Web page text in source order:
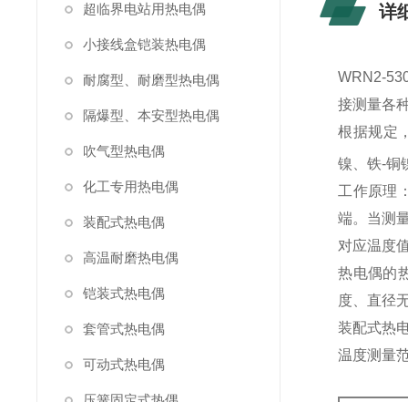
超临界电站用热电偶
小接线盒铠装热电偶
耐腐型、耐磨型热电偶
隔爆型、本安型热电偶
吹气型热电偶
化工专用热电偶
装配式热电偶
高温耐磨热电偶
铠装式热电偶
套管式热电偶
可动式热电偶
详
WRN2-
接测量各
根据规定
镍、铁-铜
工作原理
端。当测
对应温
热电偶的
度、直径
装配式热
温度测量